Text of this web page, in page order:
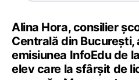
Alina Hora, consilier
Centrală din București,
emisiunea InfoEdu de
elev care la sfârșit de